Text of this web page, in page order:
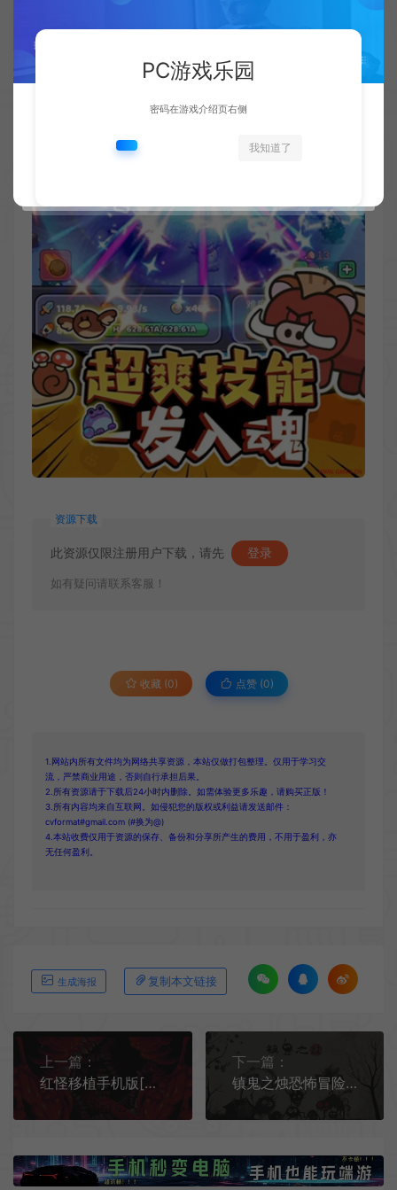
资源下载
此资源仅限注册用户下载，请先 登录
如有疑问请联系客服！
收藏 (0) 点赞 (0)
1.网站内所有文件均为网络共享资源，本站仅做打包整理。仅用于学习交
流，严禁商业用途，否则自行承担后果。
2.所有资源请于下载后24小时内删除。如需体验更多乐趣，请购买正版！
3.所有内容均来自互联网。如侵犯您的版权或利益请发送邮件：
cvformat#gmail.com (#换为@)
4.本站收费仅用于资源的保存、备份和分享所产生的费用，不用于盈利，亦
无任何盈利。
生成海报 复制本文链接
上一篇：
红怪移植手机版[Android][v1.0.31]
下一篇：
镇鬼之烛恐怖冒险手机游戏[Android][v1.0]
PC游戏乐园
密码在游戏介绍页右侧
我知道了